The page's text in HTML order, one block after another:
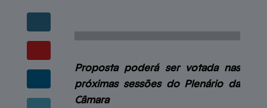
Proposta poderá ser votada nas
próximas sessões do Plenário da
Câmara